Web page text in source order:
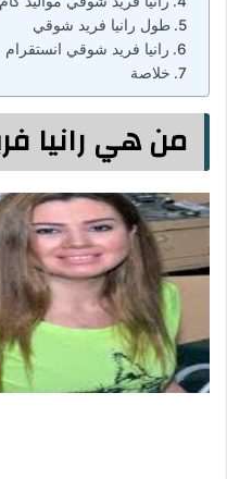
طول رانيا فريد شوقي
رانيا فريد شوقي انستقرام
خلاصة
من هي رانيا